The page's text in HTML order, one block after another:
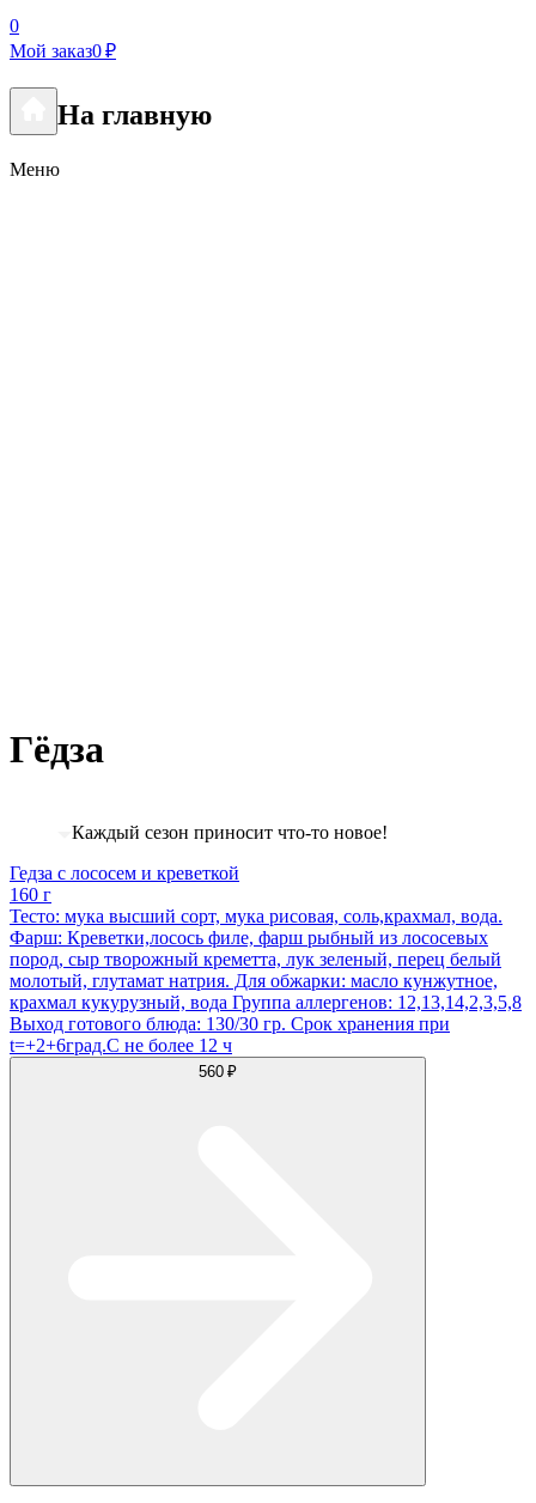
0
Мой заказ0 ₽
На главную
Меню
Гёдза
Каждый сезон приносит что-то новое!
Гедза с лососем и креветкой
160 г
Тесто: мука высший сорт, мука рисовая, соль,крахмал, вода.
Фарш: Креветки,лосось филе, фарш рыбный из лососевых
пород, сыр творожный креметта, лук зеленый, перец белый
молотый, глутамат натрия. Для обжарки: масло кунжутное,
крахмал кукурузный, вода Группа аллергенов: 12,13,14,2,3,5,8
Выход готового блюда: 130/30 гр. Срок хранения при
t=+2+6град.С не более 12 ч
560 ₽